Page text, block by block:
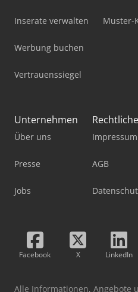
Inserate verwalten
Werbung buchen
Vertrauenssiegel
Muster-
Unternehmen
Über uns
Presse
Jobs
Impressum
AGB
Facebook X LinkedIn
Alle Informationen, Angebote